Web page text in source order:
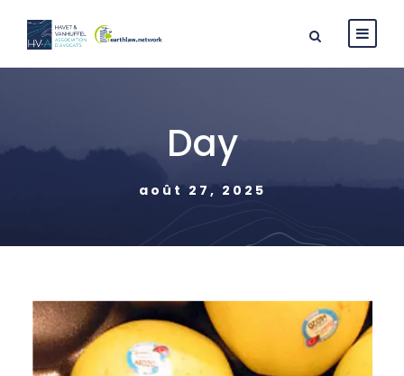
Day
août 27, 2025